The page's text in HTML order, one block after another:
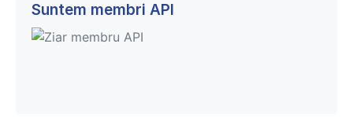
Suntem membri API